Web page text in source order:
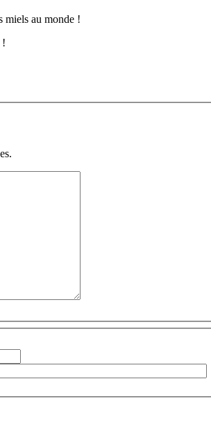
miels au monde !
!